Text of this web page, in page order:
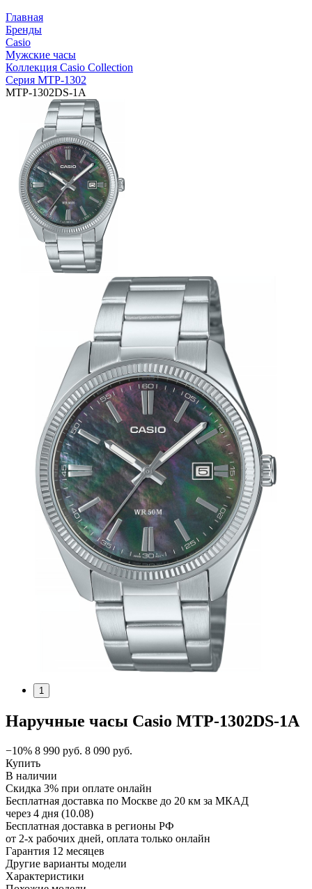
Главная
Бренды
Casio
Мужские часы
Коллекция Casio Collection
Серия MTP-1302
MTP-1302DS-1A
1
Наручные часы Casio MTP-1302DS-1A
−10% 8 990 руб. 8 090 руб.
Купить
В наличии
Скидка 3% при оплате онлайн
Бесплатная доставка по Москве до 20 км за МКАД
через 4 дня (10.08)
Бесплатная доставка в регионы РФ
от 2-х рабочих дней, оплата только онлайн
Гарантия 12 месяцев
Другие варианты модели
Характеристики